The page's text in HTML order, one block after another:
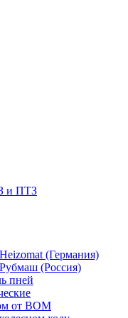
и ПТЗ
(Германия)
(Россия)
пней
от ВОМ